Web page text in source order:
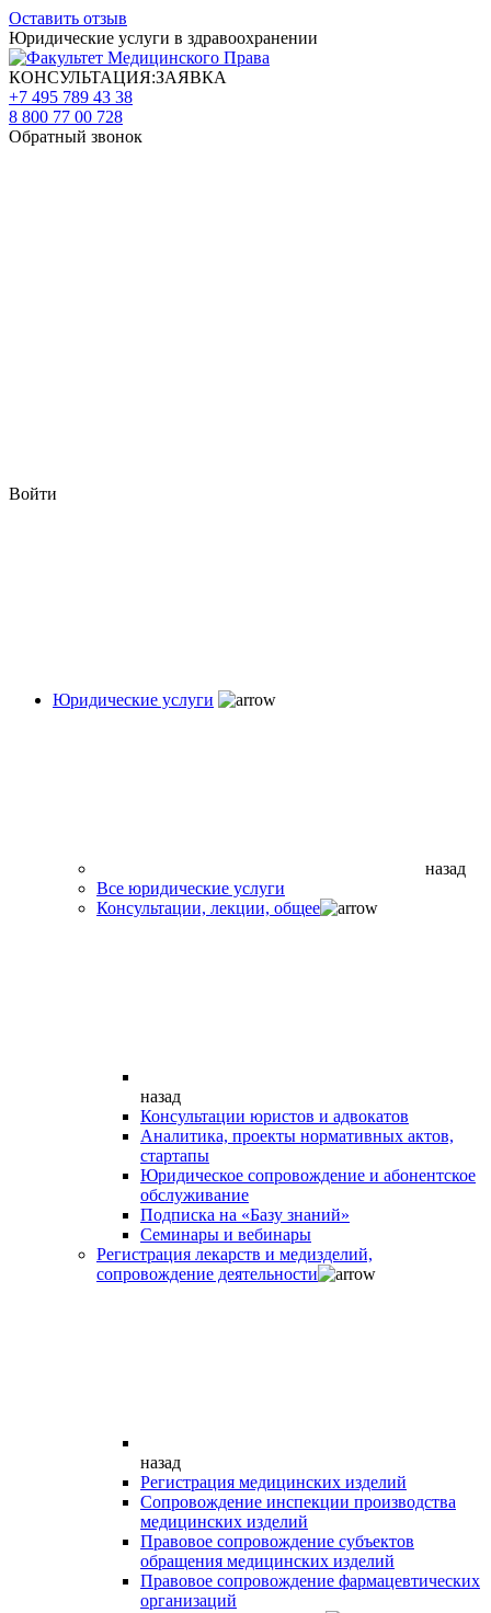
Оставить отзыв
Юридические услуги в здравоохранении
КОНСУЛЬТАЦИЯ:ЗАЯВКА
+7 495 789 43 38
8 800 77 00 728
Обратный звонок
Войти
Юридические услуги
назад
Все юридические услуги
Консультации, лекции, общее
назад
Консультации юристов и адвокатов
Аналитика, проекты нормативных актов,
стартапы
Юридическое сопровождение и абонентское
обслуживание
Подписка на «Базу знаний»
Семинары и вебинары
Регистрация лекарств и медизделий,
сопровождение деятельности
назад
Регистрация медицинских изделий
Сопровождение инспекции производства
медицинских изделий
Правовое сопровождение субъектов
обращения медицинских изделий
Правовое сопровождение фармацевтических
организаций